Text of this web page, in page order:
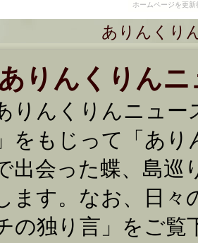
ホームページを更
ありんくり
りんくりん
りんくりんニュ
をもじって「あ
出会った蝶、島巡
ます。なお、日々
の独り言」をご覧